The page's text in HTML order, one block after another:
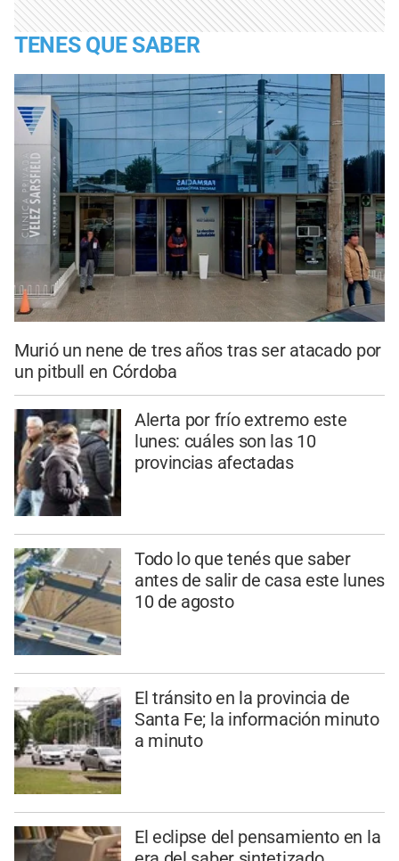
TENES QUE SABER
Murió un nene de tres años tras ser atacado por
un pitbull en Córdoba
Alerta por frío extremo este
lunes: cuáles son las 10
provincias afectadas
Todo lo que tenés que saber
antes de salir de casa este lunes
10 de agosto
El tránsito en la provincia de
Santa Fe; la información minuto
a minuto
El eclipse del pensamiento en la